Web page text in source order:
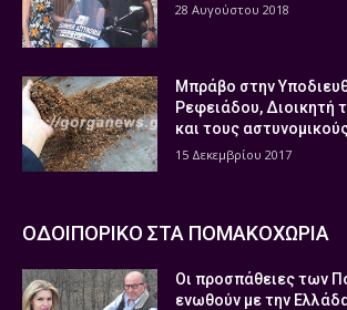
28 Αυγούστου 2018
Μπράβο στην
Ρεφειάδου, Διοικητή
και τους
15 Δεκεμβρίου 2017
ΟΔΟΙΠΟΡΙΚΟ ΣΤΑ ΠΟΜΑΚΟΧΩΡΙΑ
Οι προσπάθειες των
ενωθούν με την